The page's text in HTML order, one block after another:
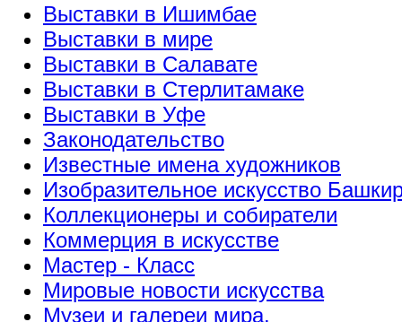
Выставки в Ишимбае
Выставки в мире
Выставки в Салавате
Выставки в Стерлитамаке
Выставки в Уфе
Законодательство
Известные имена художников
Изобразительное искусство
Коллекционеры и собиратели
Коммерция в искусстве
Мастер - Класс
Мировые новости искусства
Музеи и галереи мира.